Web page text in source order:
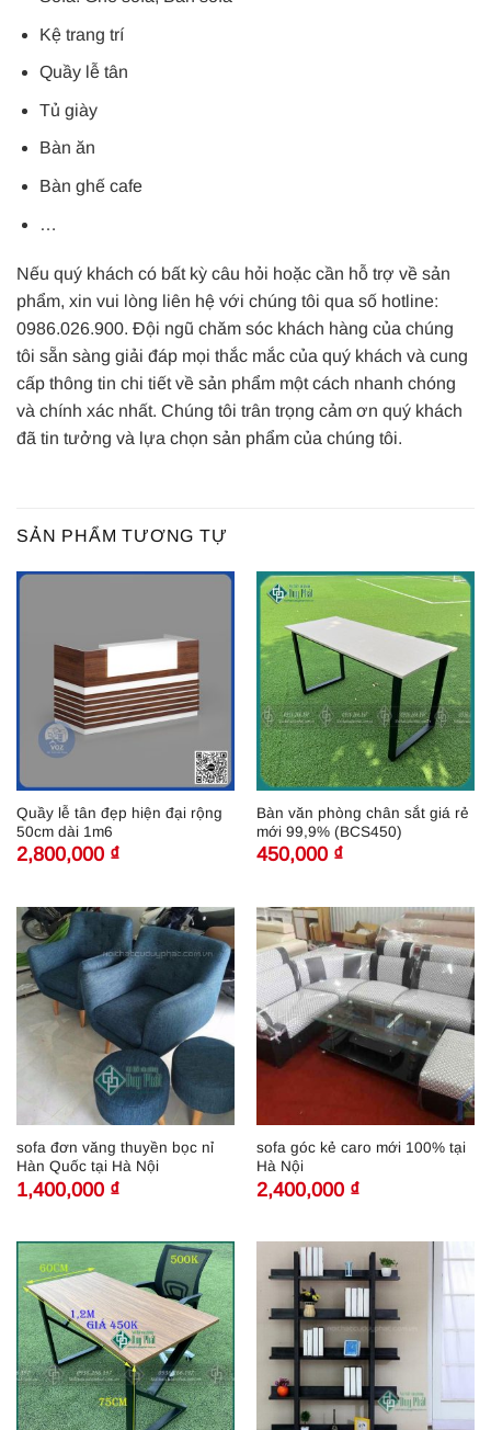
Kệ trang trí
Quầy lễ tân
Tủ giày
Bàn ăn
Bàn ghế cafe
…
Nếu quý khách có bất kỳ câu hỏi hoặc cần hỗ trợ về sản
phẩm, xin vui lòng liên hệ với chúng tôi qua số hotline:
0986.026.900. Đội ngũ chăm sóc khách hàng của chúng
tôi sẵn sàng giải đáp mọi thắc mắc của quý khách và cung
cấp thông tin chi tiết về sản phẩm một cách nhanh chóng
và chính xác nhất. Chúng tôi trân trọng cảm ơn quý khách
đã tin tưởng và lựa chọn sản phẩm của chúng tôi.
SẢN PHẨM TƯƠNG TỰ
Quầy lễ tân đẹp hiện đại rộng
50cm dài 1m6
2,800,000 ₫
Bàn văn phòng chân sắt giá rẻ
mới 99,9% (BCS450)
450,000 ₫
sofa đơn văng thuyền bọc nỉ
Hàn Quốc tại Hà Nội
1,400,000 ₫
sofa góc kẻ caro mới 100% tại
Hà Nội
2,400,000 ₫